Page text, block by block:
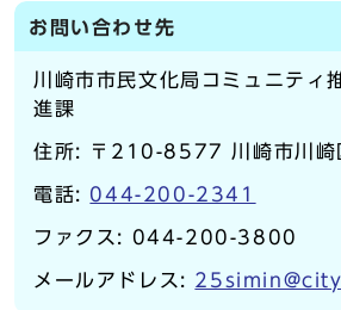
お問い合わせ先
川崎市市民文化局コミュニティ
進課
住所: 〒210-8577 川崎市川崎
電話: 044-200-2341
ファクス: 044-200-3800
メールアドレス: